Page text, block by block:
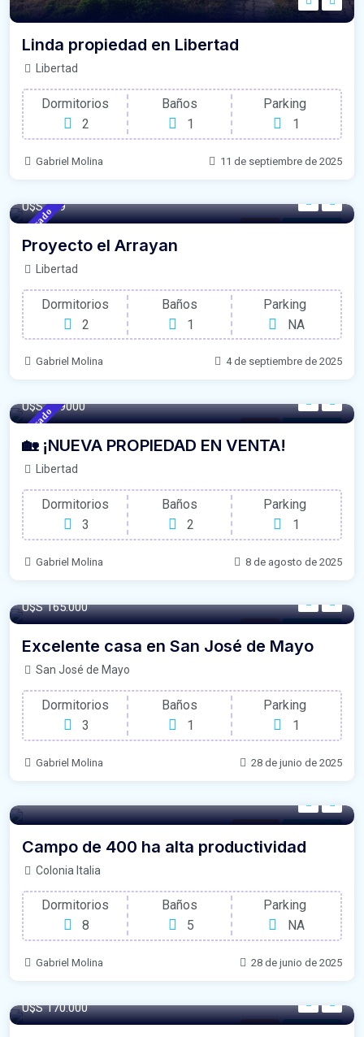
Linda propiedad en Libertad
Libertad
Dormitorios
2
Baños
1
Parking
1
Gabriel Molina 11 de septiembre de 2025
Destacado Casas Para Venta
U$S 209
Proyecto el Arrayan
Libertad
Dormitorios
2
Baños
1
Parking
NA
Gabriel Molina 4 de septiembre de 2025
Destacado Casas Para Venta
U$S 279000
🏡 ¡NUEVA PROPIEDAD EN VENTA!
Libertad
Dormitorios
3
Baños
2
Parking
1
Gabriel Molina 8 de agosto de 2025
Casas Para Venta
U$S 165.000
Excelente casa en San José de Mayo
San José de Mayo
Dormitorios
3
Baños
1
Parking
1
Gabriel Molina 28 de junio de 2025
Campos Para Venta
Campo de 400 ha alta productividad
Colonia Italia
Dormitorios
8
Baños
5
Parking
NA
Gabriel Molina 28 de junio de 2025
Casas Para Venta
U$S 170.000